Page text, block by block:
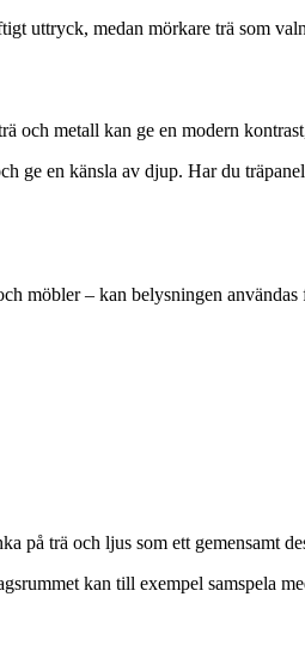
uttryck, medan mörkare trä som
och metall kan ge en modern
ge en känsla av djup. Har du
möbler – kan belysningen
trä och ljus som ett gemensamt
kan till exempel samspela